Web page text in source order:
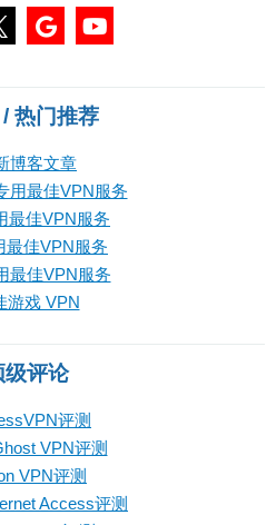
热门推荐
博客文章
用最佳VPN服务
最佳VPN服务
最佳VPN服务
最佳VPN服务
游戏 VPN
级评论
评测
VPN评测
VPN评测
Access评测